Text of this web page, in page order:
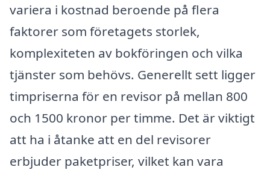
variera i kostnad beroende på flera
faktorer som företagets storlek,
komplexiteten av bokföringen och vilka
tjänster som behövs. Generellt sett ligger
timpriserna för en revisor på mellan 800
och 1500 kronor per timme. Det är viktigt
att ha i åtanke att en del revisorer
erbjuder paketpriser, vilket kan vara